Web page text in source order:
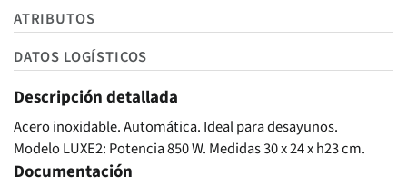
ATRIBUTOS
DATOS LOGÍSTICOS
Descripción detallada
Acero inoxidable. Automática. Ideal para desayunos.
Modelo LUXE2: Potencia 850 W. Medidas 30 x 24 x h23 cm.
Documentación